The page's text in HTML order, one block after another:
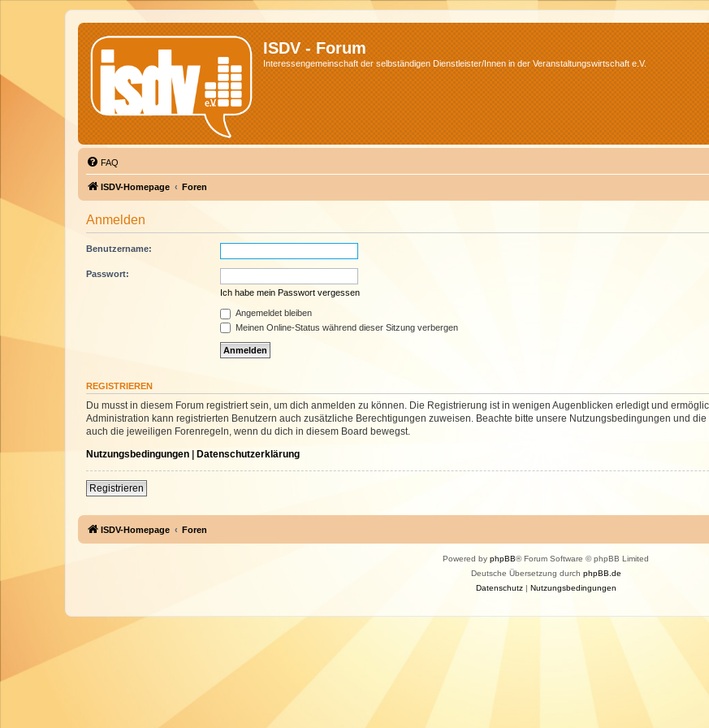
ISDV - Forum
Interessengemeinschaft der selbständigen Dienstleister/Innen in der Veranstaltungswirtschaft e.V.
FAQ
ISDV-Homepage Foren
Anmelden
Benutzername:
Passwort:
Ich habe mein Passwort vergessen
Angemeldet bleiben
Meinen Online-Status während dieser Sitzung verbergen
REGISTRIEREN
Du musst in diesem Forum registriert sein, um dich anmelden zu können. Die Registrierung ist in wenigen Augenblicken erledigt und
Administration kann registrierten Benutzern auch zusätzliche Berechtigungen zuweisen. Beachte bitte unsere Nutzungsbedingungen und
auch die jeweiligen Forenregeln, wenn du dich in diesem Board bewegst.
Nutzungsbedingungen | Datenschutzerklärung
Registrieren
ISDV-Homepage Foren
Powered by phpBB® Forum Software © phpBB Limited
Deutsche Übersetzung durch phpBB.de
Datenschutz| Nutzungsbedingungen